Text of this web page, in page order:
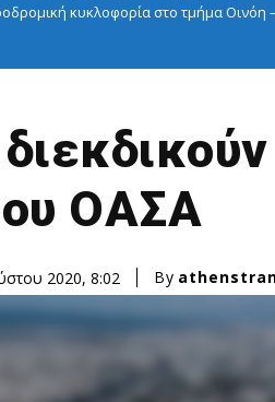
κυκλοφορία στο τμήμα
ΟΑΣΑ
2020, 8:02 By